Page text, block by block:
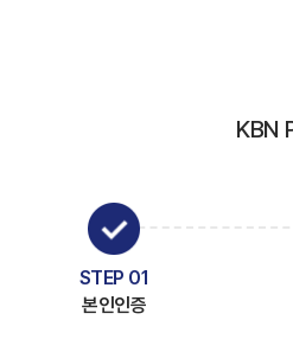
KBN
STEP 01
본인인증